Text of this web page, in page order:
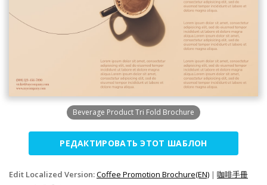
Beverage Product Tri Fold Brochure
РЕДАКТИРОВАТЬ ЭТОТ ШАБЛОН
Edit Localized Version:Coffee Promotion Brochure(EN) | 咖啡手冊